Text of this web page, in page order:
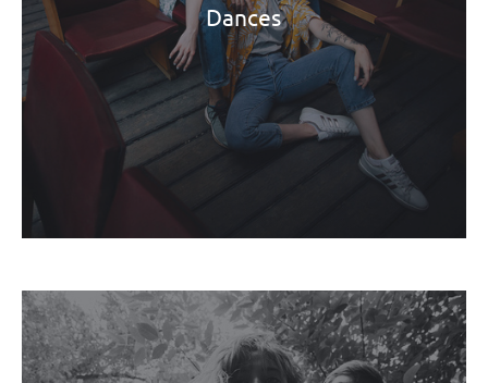
Dances